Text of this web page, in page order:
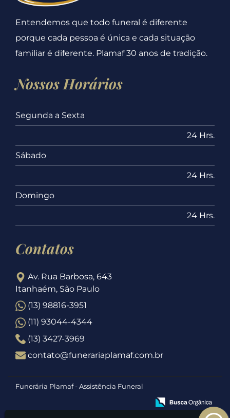
Entendemos que todo funeral é diferente
porque cada pessoa é única e cada situação
familiar é diferente. Plamaf 30 anos de tradição.
Nossos Horários
Segunda a Sexta
24 Hrs.
Sábado
24 Hrs.
Domingo
24 Hrs.
Contatos
Av. Rua Barbosa, 643
Itanhaém, São Paulo
(13) 98816-3951
(11) 93044-4344
(13) 3427-3969
contato@funerariaplamaf.com.br
Funerária Plamaf - Assistência Funeral